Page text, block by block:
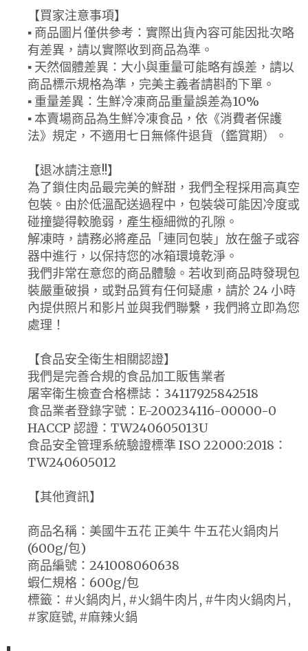
【買家注意事項】
▪ 商品圖片僅供參考：實際出貨內容可能因批次略
有差異，請以實際收到商品為準。
▪ 天然個體差異：大小與重量可能略有誤差，請以
商品標示規格為準，完美主義者請斟酌下單。
▪ 重量差異：生鮮冷凍商品重量誤差為10%
▪ 本賣場商品為生鮮冷凍食品，依《消費者保護
法》規定，不適用七日無條件退貨（鑑賞期）。
【退冰請注意!!】
為了鎖住肉品最完美的鮮甜，我們全程採用高真空
包裝。由於低溫配送過程中，包裝袋可能因冷度或
碰撞變得較脆弱，產生極細微的孔隙。
解凍時，請務必將產品「連同包裝」放在盤子或容
器中進行，以保持您的冰箱環境乾淨。
我們非常在意您的商品體驗。若收到商品時發現包
裝嚴重破損，或對品質有任何疑慮，請於 24 小時
內提供照片和影片並與我們聯繫，我們將立即為您
處理！
【食品安全衛生相關認證】
我們是完善合規的食品加工販售業者
屠宰衛生檢查合格標誌：34117925842518
食品業者登錄字號：E-200234116-00000-0
HACCP 認證：TW240605013U
食品安全管理系統驗證標準 ISO 22000:2018：
TW240605012
【其他資訊】
商品名稱：美國牛五花 正美牛 牛五花火鍋肉片
(600g/包)
商品編號：241008060638
蝦仁規格：600g/包
標籤：#火鍋肉片, #火鍋牛肉片, #牛肉火鍋肉片,
#家庭號, #麻辣火鍋